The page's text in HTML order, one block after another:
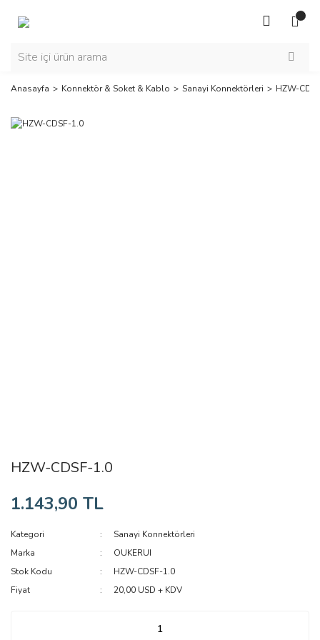
Anasayfa Konnektör & Soket & Kablo Sanayi Konnektörleri HZW-
HZW-CDSF-1.0
1.143,90 TL
Kategori
Sanayi Konnektörleri
Marka
OUKERUI
Stok Kodu
HZW-CDSF-1.0
Fiyat
20,00 USD + KDV